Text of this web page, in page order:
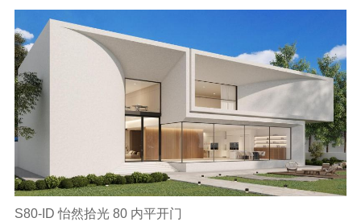
S80-ID 怡然拾光 80 内平开门